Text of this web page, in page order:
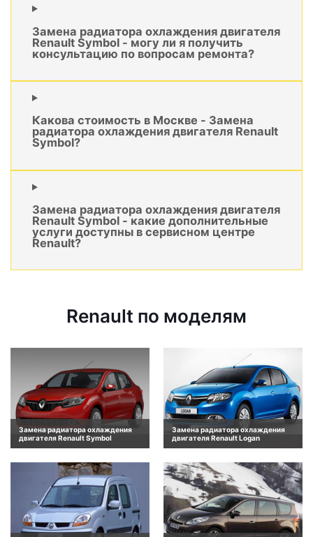
Замена радиатора охлаждения двигателя
Renault Symbol - могу ли я получить
консультацию по вопросам ремонта?
Какова стоимость в Москве - Замена
радиатора охлаждения двигателя Renault
Symbol?
Замена радиатора охлаждения двигателя
Renault Symbol - какие дополнительные
услуги доступны в сервисном центре
Renault?
Renault по моделям
Замена радиатора охлаждения
двигателя Renault Symbol
Замена радиатора охлаждения
двигателя Renault Logan